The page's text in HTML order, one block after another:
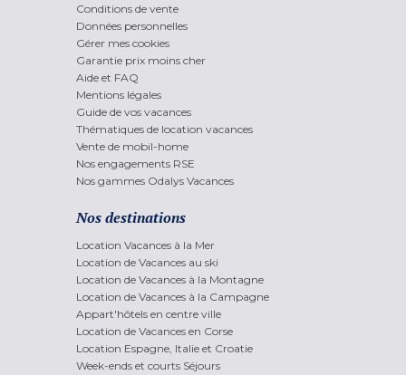
Conditions de vente
Données personnelles
Gérer mes cookies
Garantie prix moins cher
Aide et FAQ
Mentions légales
Guide de vos vacances
Thématiques de location vacances
Vente de mobil-home
Nos engagements RSE
Nos gammes Odalys Vacances
Nos destinations
Location Vacances à la Mer
Location de Vacances au ski
Location de Vacances à la Montagne
Location de Vacances à la Campagne
Appart'hôtels en centre ville
Location de Vacances en Corse
Location Espagne, Italie et Croatie
Week-ends et courts Séjours